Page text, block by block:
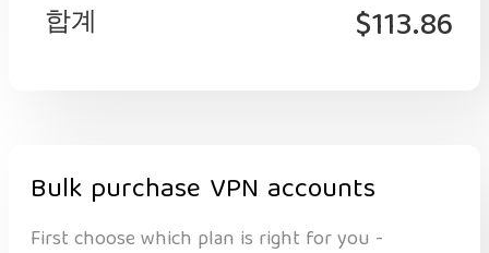
합계 $113.86
Bulk purchase VPN accounts
First choose which plan is right for you -